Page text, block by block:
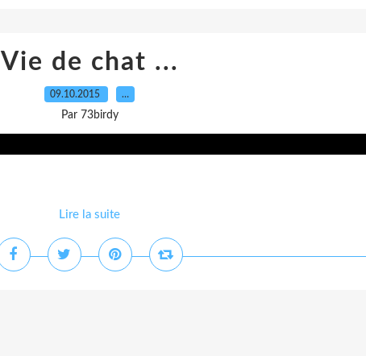
Vie de chat ...
09.10.2015 …
Par 73birdy
Lire la suite